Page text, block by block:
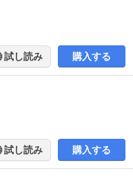
試し読み 購入する
試し読み 購入する